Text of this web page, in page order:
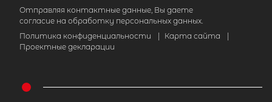
Отправляя контактные данные, Вы даете
согласие на обработку персональных данных.
Политика конфиденциальности
Карта сайта
Проектные декларации